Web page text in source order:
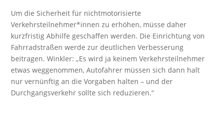
Um die Sicherheit für nichtmotorisierte
Verkehrsteilnehmer*innen zu erhöhen, müsse daher
kurzfristig Abhilfe geschaffen werden. Die Einrichtung von
Fahrradstraßen werde zur deutlichen Verbesserung
beitragen. Winkler: „Es wird ja keinem Verkehrsteilnehmer
etwas weggenommen, Autofahrer müssen sich dann halt
nur vernünftig an die Vorgaben halten – und der
Durchgangsverkehr sollte sich reduzieren.“